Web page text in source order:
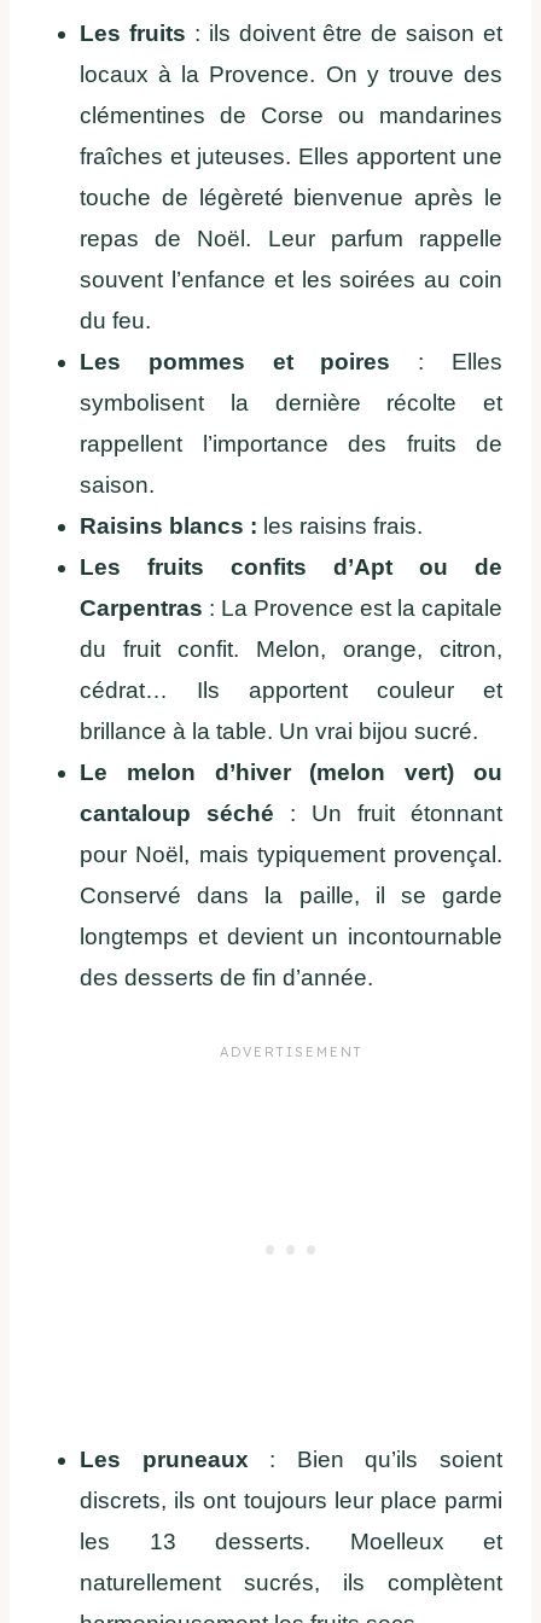
Les fruits : ils doivent être de saison et
locaux à la Provence. On y trouve des
clémentines de Corse ou mandarines
fraîches et juteuses. Elles apportent une
touche de légèreté bienvenue après le
repas de Noël. Leur parfum rappelle
souvent l’enfance et les soirées au coin
du feu.
Les pommes et poires : Elles
symbolisent la dernière récolte et
rappellent l’importance des fruits de
saison.
Raisins blancs : les raisins frais.
Les fruits confits d’Apt ou de
Carpentras : La Provence est la capitale
du fruit confit. Melon, orange, citron,
cédrat… Ils apportent couleur et
brillance à la table. Un vrai bijou sucré.
Le melon d’hiver (melon vert) ou
cantaloup séché : Un fruit étonnant
pour Noël, mais typiquement provençal.
Conservé dans la paille, il se garde
longtemps et devient un incontournable
des desserts de fin d’année.
Les pruneaux : Bien qu’ils soient
discrets, ils ont toujours leur place parmi
les 13 desserts. Moelleux et
naturellement sucrés, ils complètent